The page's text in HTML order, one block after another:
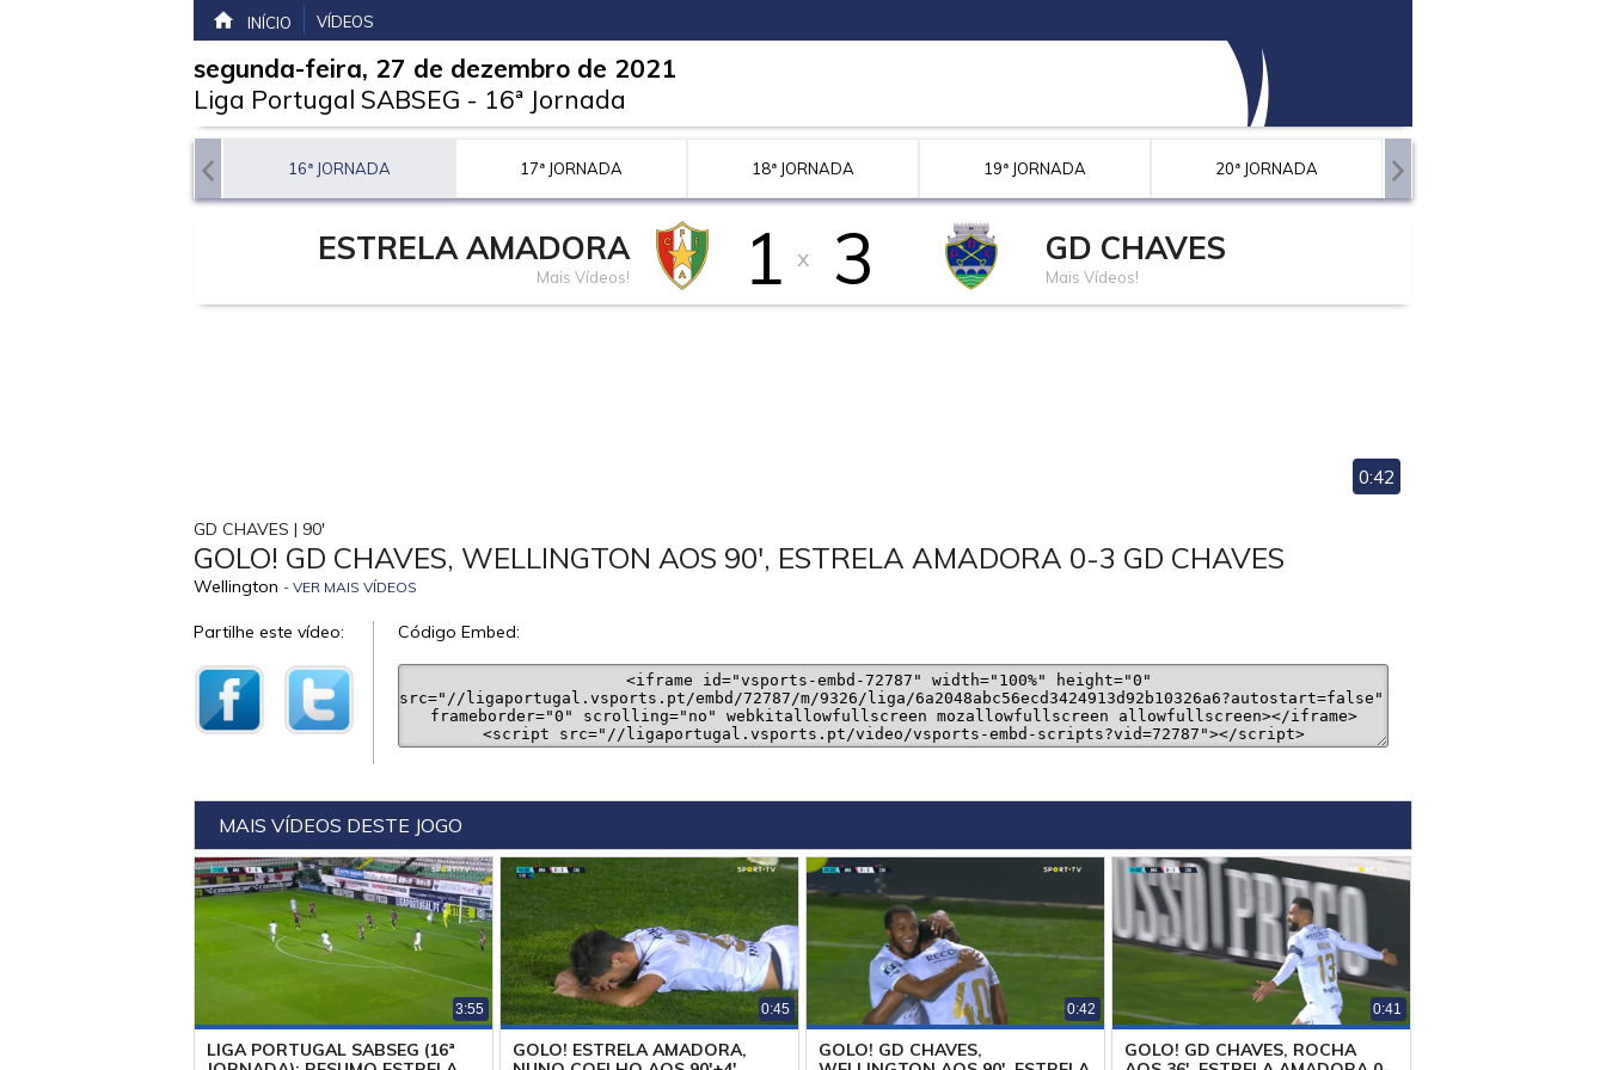
INÍCIO VÍDEOS
segunda-feira, 27 de dezembro de 2021
Liga Portugal SABSEG - 16ª Jornada
16ª JORNADA 17ª JORNADA 18ª JORNADA 19ª JORNADA 20ª JORNADA
ESTRELA AMADORA
Mais Vídeos! 1 x 3 GD CHAVES
Mais Vídeos!
0:42
GD CHAVES | 90'
GOLO! GD CHAVES, WELLINGTON AOS 90', ESTRELA AMADORA 0-3 GD CHAVES
Wellington - VER MAIS VÍDEOS
Partilhe este vídeo: Código Embed:
MAIS VÍDEOS DESTE JOGO
3:55
LIGA PORTUGAL SABSEG (16ª
0:45
GOLO! ESTRELA AMADORA,
0:42
GOLO! GD CHAVES,
0:41
GOLO! GD CHAVES, ROCHA